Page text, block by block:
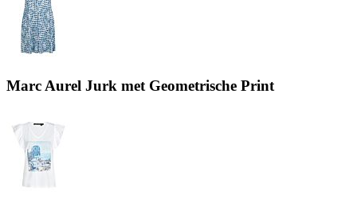
Marc Aurel Jurk met Geometrische Print